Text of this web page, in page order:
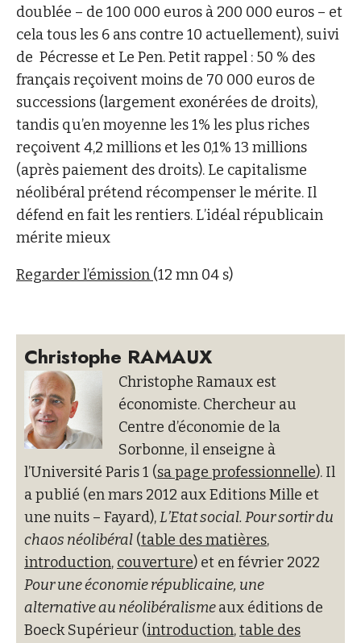
doublée – de 100 000 euros à 200 000 euros – et
cela tous les 6 ans contre 10 actuellement), suivi
de Pécresse et Le Pen. Petit rappel : 50 % des
français reçoivent moins de 70 000 euros de
successions (largement exonérées de droits),
tandis qu’en moyenne les 1% les plus riches
reçoivent 4,2 millions et les 0,1% 13 millions
(après paiement des droits). Le capitalisme
néolibéral prétend récompenser le mérite. Il
défend en fait les rentiers. L’idéal républicain
mérite mieux
Regarder l’émission (12 mn 04 s)
Christophe RAMAUX
Christophe Ramaux est
économiste. Chercheur au
Centre d’économie de la
Sorbonne, il enseigne à
l’Université Paris 1 (sa page professionnelle). Il
a publié (en mars 2012 aux Editions Mille et
une nuits – Fayard),L’Etat social. Pour sortir du
chaos néolibéral (table des matières,
introduction, couverture) et en février 2022
Pour une économie républicaine, une
alternative au néolibéralismeaux éditions de
Boeck Supérieur (introduction,table des